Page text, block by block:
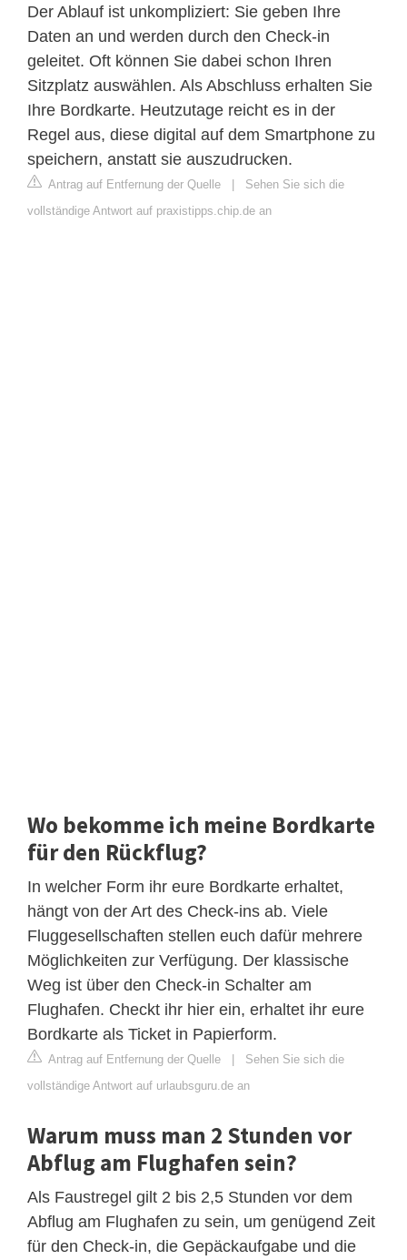
Der Ablauf ist unkompliziert: Sie geben Ihre
Daten an und werden durch den Check-in
geleitet. Oft können Sie dabei schon Ihren
Sitzplatz auswählen. Als Abschluss erhalten Sie
Ihre Bordkarte. Heutzutage reicht es in der
Regel aus, diese digital auf dem Smartphone zu
speichern, anstatt sie auszudrucken.
Antrag auf Entfernung der Quelle | Sehen Sie sich die
vollständige Antwort auf praxistipps.chip.de an
Wo bekomme ich meine Bordkarte
für den Rückflug?
In welcher Form ihr eure Bordkarte erhaltet,
hängt von der Art des Check-ins ab. Viele
Fluggesellschaften stellen euch dafür mehrere
Möglichkeiten zur Verfügung. Der klassische
Weg ist über den Check-in Schalter am
Flughafen. Checkt ihr hier ein, erhaltet ihr eure
Bordkarte als Ticket in Papierform.
Antrag auf Entfernung der Quelle | Sehen Sie sich die
vollständige Antwort auf urlaubsguru.de an
Warum muss man 2 Stunden vor
Abflug am Flughafen sein?
Als Faustregel gilt 2 bis 2,5 Stunden vor dem
Abflug am Flughafen zu sein, um genügend Zeit
für den Check-in, die Gepäckaufgabe und die